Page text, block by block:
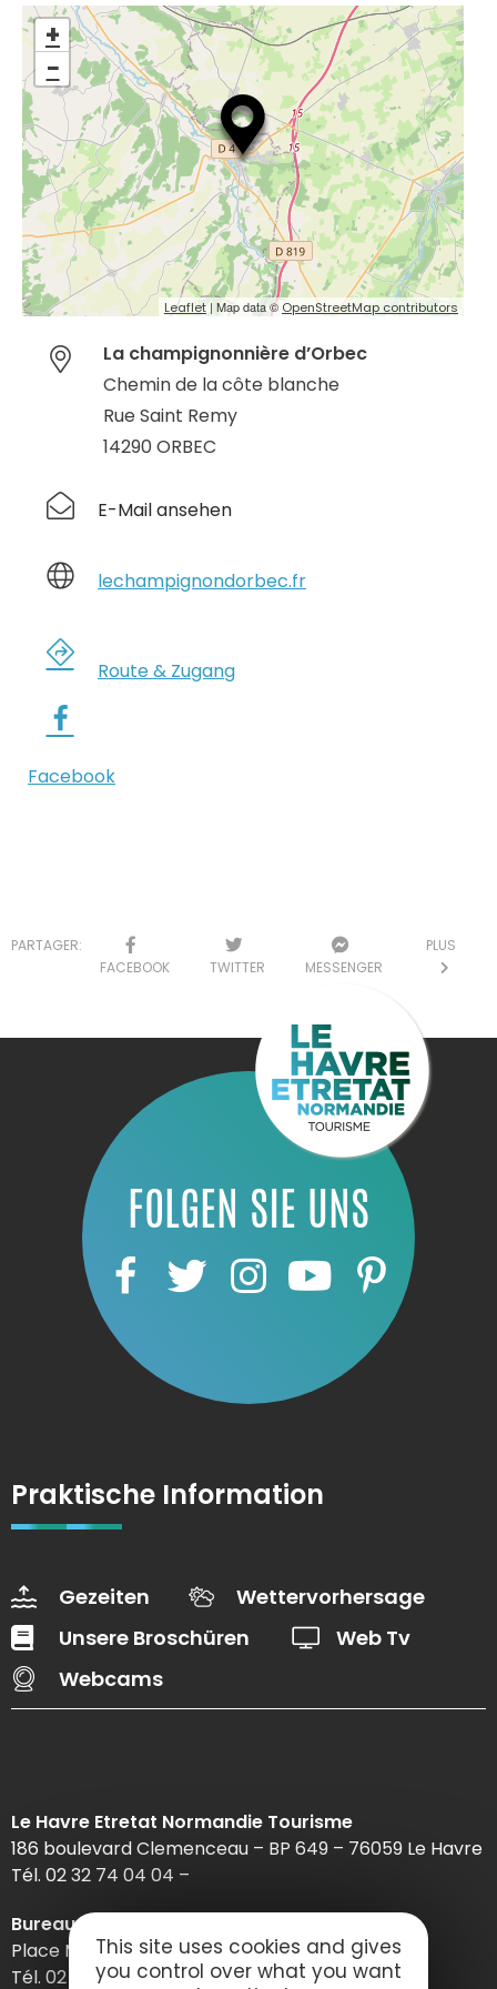
+
−
Leaflet | Map data © OpenStreetMap contributors
La champignonnière d’Orbec
Chemin de la côte blanche
Rue Saint Remy
14290 ORBEC
E-Mail ansehen
lechampignondorbec.fr
Route & Zugang
Facebook
PARTAGER:
FACEBOOK
TWITTER MESSENGER
PLUS
FOLGEN SIE UNS
Praktische Information
Gezeiten
Wettervorhersage
Unsere Broschüren
Web Tv
Webcams
Le Havre Etretat Normandie Tourisme
186 boulevard Clemenceau – BP 649 – 76059 Le Havre
Tél. 02 32 74 04 04 –
Bureau d’information d’Etretat
Place Maurice Guillard – 76790 Étretat
Tél. 02 35 27 05 21
This site uses cookies and gives
you control over what you want